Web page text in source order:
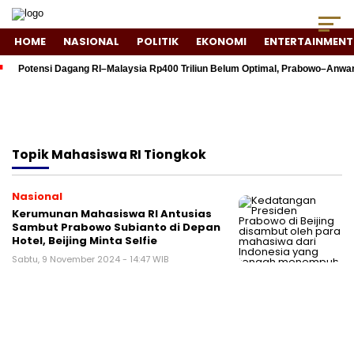
HOME NASIONAL POLITIK EKONOMI ENTERTAINMENT
Potensi Dagang RI–Malaysia Rp400 Triliun Belum Optimal,
TopikMahasiswa RI Tiongkok
Nasional
Kerumunan Mahasiswa RI Antusias
Sambut Prabowo Subianto di Depan
Hotel, Beijing Minta Selfie
Sabtu, 9 November 2024 - 14:47 WIB